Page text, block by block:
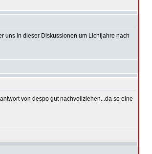
uns in dieser Diskussionen um Lichtjahre nach
von despo gut nachvollziehen...da so eine